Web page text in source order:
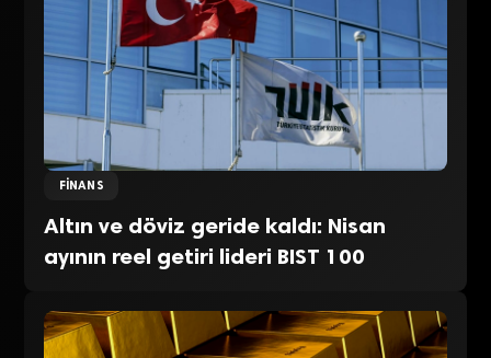
FINANS
Altın ve döviz geride kaldı: Nisan
ayının reel getiri lideri BIST 100